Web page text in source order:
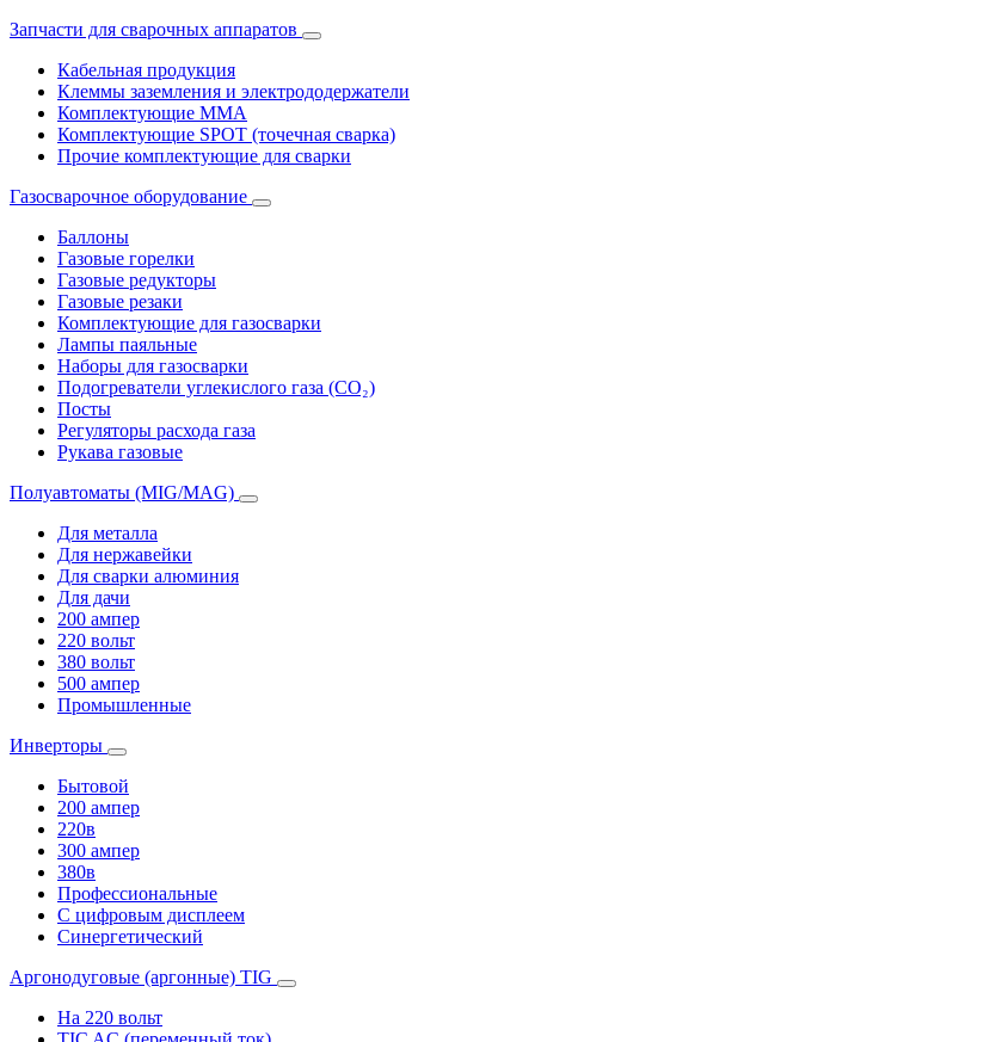
Запчасти для сварочных аппаратов
Кабельная продукция
Клеммы заземления и электрододержатели
Комплектующие ММА
Комплектующие SPOT (точечная сварка)
Прочие комплектующие для сварки
Газосварочное оборудование
Баллоны
Газовые горелки
Газовые редукторы
Газовые резаки
Комплектующие для газосварки
Лампы паяльные
Наборы для газосварки
Подогреватели углекислого газа (CO₂)
Посты
Регуляторы расхода газа
Рукава газовые
Полуавтоматы (MIG/MAG)
Для металла
Для нержавейки
Для сварки алюминия
Для дачи
200 ампер
220 вольт
380 вольт
500 ампер
Промышленные
Инверторы
Бытовой
200 ампер
220в
300 ампер
380в
Профессиональные
С цифровым дисплеем
Синергетический
Аргонодуговые (аргонные) TIG
На 220 вольт